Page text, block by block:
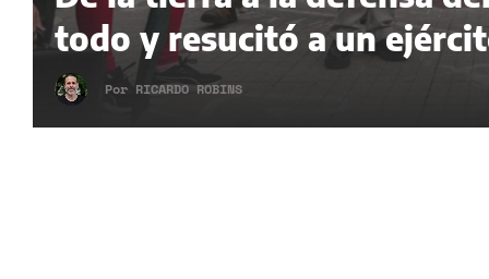
todo y resucitó a un
Por RICARDO ROBINS